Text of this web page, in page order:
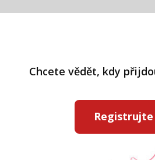
Chcete vědět, kdy
Registrujte